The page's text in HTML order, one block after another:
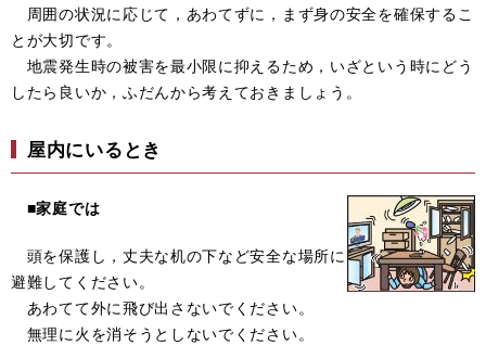
周囲の状況に応じて，あわてずに，まず身の安全を確保するこ
とが大切です。
地震発生時の被害を最小限に抑えるため，いざという時にどう
したら良いか，ふだんから考えておきましょう。
屋内にいるとき
■家庭では
頭を保護し，丈夫な机の下など安全な場所に
避難してください。
あわてて外に飛び出さないでください。
無理に火を消そうとしないでください。